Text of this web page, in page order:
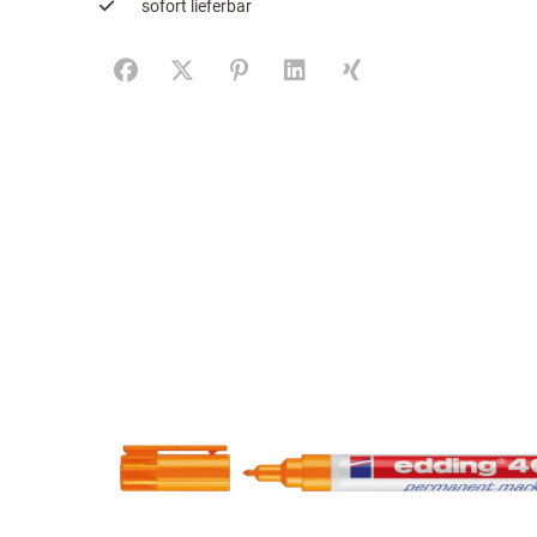
sofort lieferbar
Facebook
X PinterestLinkedInXing